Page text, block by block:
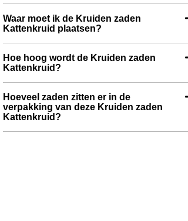
Waar moet ik de Kruiden zaden
Kattenkruid plaatsen?
Hoe hoog wordt de Kruiden zaden
Kattenkruid?
Hoeveel zaden zitten er in de
verpakking van deze Kruiden zaden
Kattenkruid?